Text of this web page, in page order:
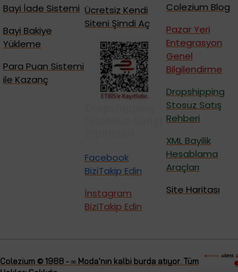
Bayi İade Sistemi
Bayi Bakiye
Yükleme
Para Puan Sistemi
ile Kazanç
Ücretsiz Kendi
Siteni Şimdi Aç
Facebook
BiziTakip Edin
İnstagram
BiziTakip Edin
Colezium Blog
Pazar Yeri
Entegrasyon
Genel
Bilgilendirme
Dropshipping
Stosuz Satış
Rehberi
XML Bayilik
Hesablama
Araçları
Site Haritası
Colezium © 1988 - ∞ Moda'nın kalbi burda atıyor. Tüm